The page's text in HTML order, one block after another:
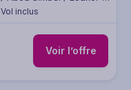
Vol inclus
Voir l’offre